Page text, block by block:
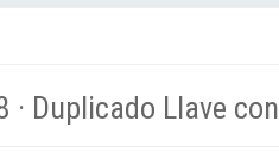
· Duplicado Llave